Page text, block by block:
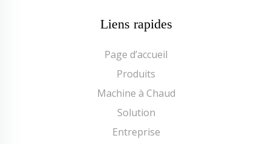
Liens rapides
Page d’accueil
Produits
Machine à Chaud
Solution
Entreprise